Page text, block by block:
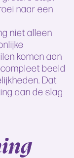
naar een
niet alleen
komen aan
beeld
Dat
aan de slag